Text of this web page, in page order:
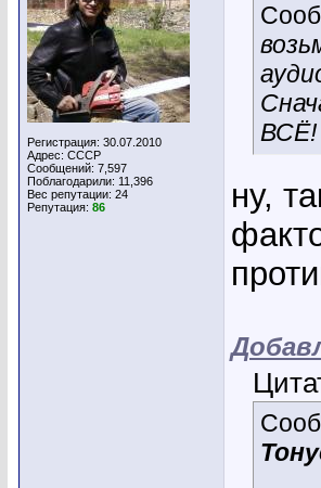
Регистрация: 30.07.2010
Адрес: СССР
Сообщений: 7,597
Поблагодарили: 11,396
Вес репутации: 24
Репутация: 86
ВСЁ!
ну,